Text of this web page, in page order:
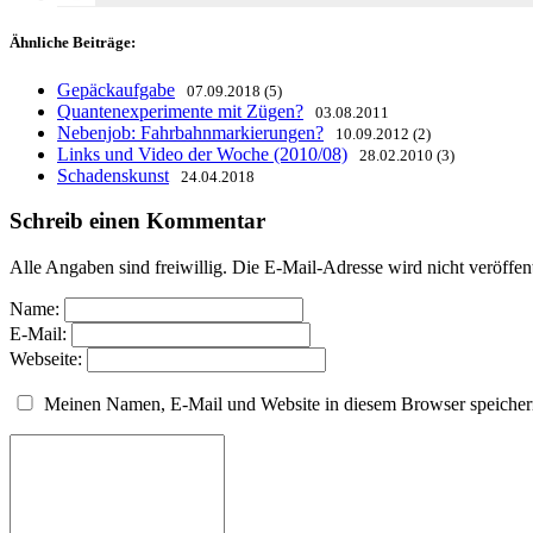
Ähnliche Beiträge:
Gepäckaufgabe 07.09.2018 (5)
Quantenexperimente mit Zügen? 03.08.2011
Nebenjob: Fahrbahnmarkierungen? 10.09.2012 (2)
Links und Video der Woche (2010/08) 28.02.2010 (3)
Schadenskunst 24.04.2018
Schreib einen Kommentar
Alle Angaben sind freiwillig. Die E-Mail-Adresse wird nicht
Name:
E-Mail:
Webseite:
Meinen Namen, E-Mail und Website in diesem Browser